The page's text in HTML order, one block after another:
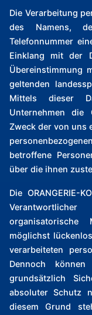
Die Verarbeitung
des Namens,
Telefonnummer
Einklang mit der
Übereinstimmung
geltenden
Mittels dieser
Unternehmen
Zweck der von uns
betroffene
über die ihnen
Die ORANGERIE-
organisatorische
möglichst
verarbeiteten
Dennoch können
grundsätzlich
absoluter Schutz
diesem Grund